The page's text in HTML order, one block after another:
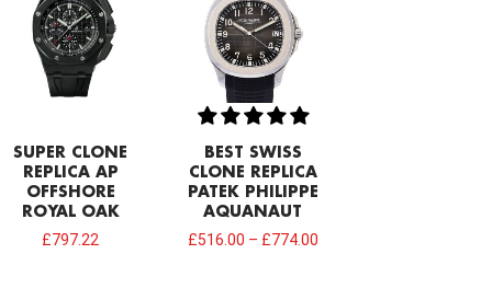
SUPER CLONE
REPLICA AP
OFFSHORE
ROYAL OAK
£797.22
BEST SWISS
CLONE REPLICA
PATEK PHILIPPE
AQUANAUT
£516.00 – £774.00